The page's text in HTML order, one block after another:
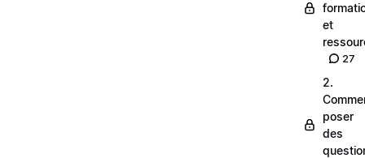
et
27
2.
poser
des